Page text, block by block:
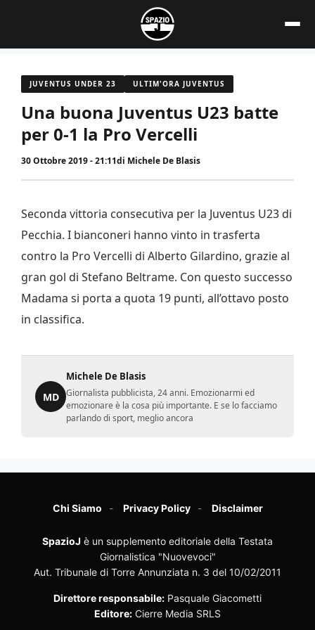
contenuto
JUVENTUS UNDER 23 ULTIM'ORA JUVENTUS
Una buona Juventus U23 batte
per 0-1 la Pro Vercelli
30 Ottobre 2019 - 21:11di Michele De Blasis
Seconda vittoria consecutiva per la Juventus U23 di
Pecchia. I bianconeri hanno vinto in trasferta
contro la Pro Vercelli di Alberto Gilardino, grazie al
gran gol di Stefano Beltrame. Con questo successo
Madama si porta a quota 19 punti, all’ottavo posto
in classifica.
MD
Michele De Blasis
Giornalista pubblicista, 24 anni. Emozionarmi ed
emozionare è la cosa più importante. E se lo facciamo
parlando di sport, meglio ancora
Chi Siamo Privacy Policy Disclaimer
SpazioJ è un supplemento editoriale della Testata
Giornalistica "Nuovevoci"
Aut. Tribunale di Torre Annunziata n. 3 del 10/02/2011
Direttore responsabile: Pasquale Giacometti
Editore: Cierre Media SRLS